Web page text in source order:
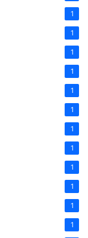
1
1
1
1
1
1
1
1
1
1
1
1